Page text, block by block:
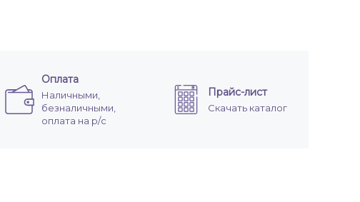
Оплата
Наличными,
безналичными,
оплата на р/с
Прайс-лист
Скачать каталог